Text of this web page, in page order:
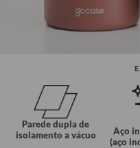
Parede dupla de
isolamento a vácuo
Aço
(aço